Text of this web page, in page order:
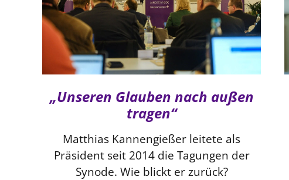
„Unseren Glauben nach außen
tragen“
Matthias Kannengießer leitete als
Präsident seit 2014 die Tagungen der
Synode. Wie blickt er zurück?